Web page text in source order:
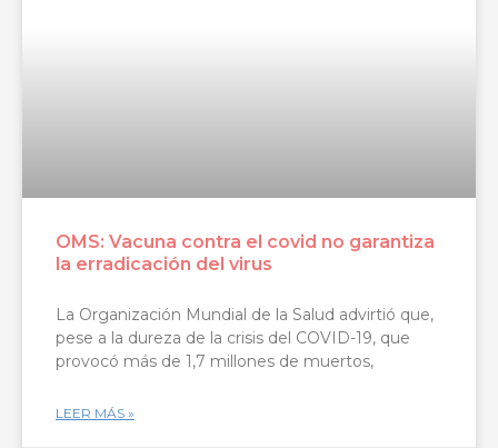
OMS: Vacuna contra el covid no garantiza
la erradicación del virus
La Organización Mundial de la Salud advirtió que,
pese a la dureza de la crisis del COVID-19, que
provocó más de 1,7 millones de muertos,
LEER MÁS »